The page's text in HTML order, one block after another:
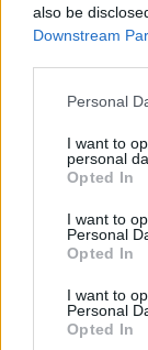
also be
Downstream
Please note
not limited to
grant or deny
use your data
consent section.
Personal
I want to
personal
Opted In
I want to
Personal
Opted In
I want to
Personal
Opted In
3
–